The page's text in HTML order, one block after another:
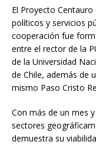
El Proyecto
políticos y servicios
cooperación fue
entre el rector de la
de la Universidad
de Chile, además de
mismo Paso Cristo
Con más de un mes
sectores
demuestra su